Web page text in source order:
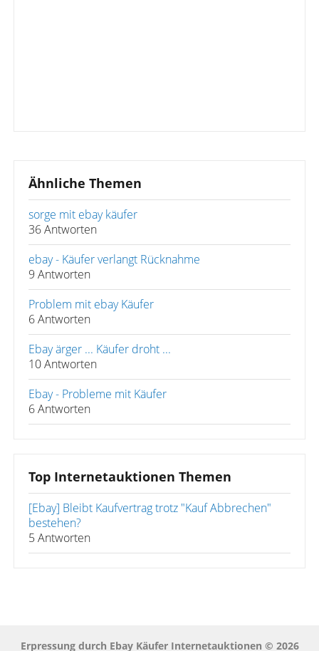
Ähnliche Themen
sorge mit ebay käufer
36 Antworten
ebay - Käufer verlangt Rücknahme
9 Antworten
Problem mit ebay Käufer
6 Antworten
Ebay ärger ... Käufer droht ...
10 Antworten
Ebay - Probleme mit Käufer
6 Antworten
Top Internetauktionen Themen
[Ebay] Bleibt Kaufvertrag trotz "Kauf Abbrechen"
bestehen?
5 Antworten
Erpressung durch Ebay Käufer Internetauktionen © 2026